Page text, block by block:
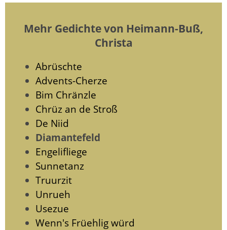
Mehr Gedichte von Heimann-Buß,
Christa
Abrüschte
Advents-Cherze
Bim Chränzle
Chrüz an de Stroß
De Niid
Diamantefeld
Engelifliege
Sunnetanz
Truurzit
Unrueh
Usezue
Wenn's Früehlig würd